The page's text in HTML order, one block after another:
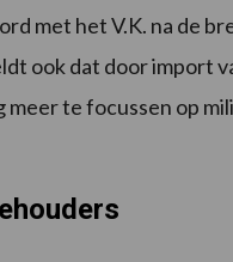
met het V.K. na de
ook dat door import
te focussen op